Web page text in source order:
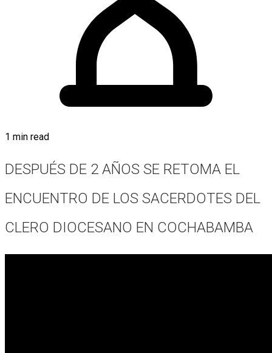
1 min read
DESPUÉS DE 2 AÑOS SE RETOMA EL
ENCUENTRO DE LOS SACERDOTES DEL
CLERO DIOCESANO EN COCHABAMBA